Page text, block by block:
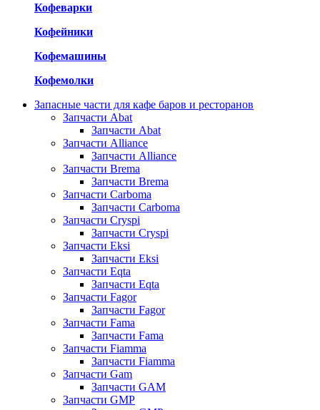
Кофеварки
Кофейники
Кофемашины
Кофемолки
Запасные части для кафе баров и ресторанов
Запчасти Abat
Запчасти Abat
Запчасти Alliance
Запчасти Alliance
Запчасти Brema
Запчасти Brema
Запчасти Carboma
Запчасти Carboma
Запчасти Cryspi
Запчасти Cryspi
Запчасти Eksi
Запчасти Eksi
Запчасти Eqta
Запчасти Eqta
Запчасти Fagor
Запчасти Fagor
Запчасти Fama
Запчасти Fama
Запчасти Fiamma
Запчасти Fiamma
Запчасти Gam
Запчасти GAM
Запчасти GMP